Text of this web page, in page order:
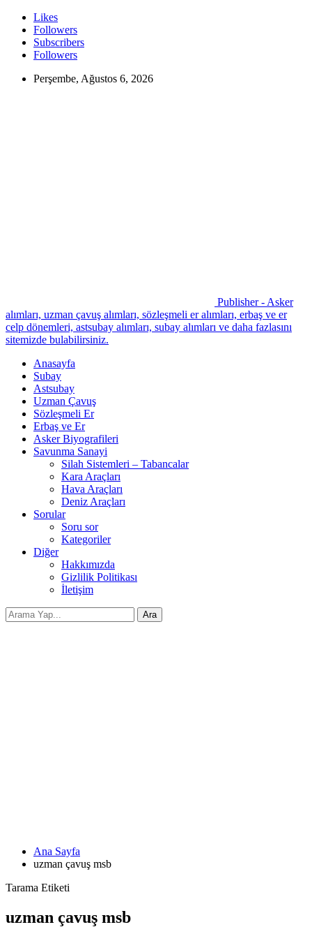
Likes
Followers
Subscribers
Followers
Perşembe, Ağustos 6, 2026
Publisher - Asker
alımları, uzman çavuş alımları, sözleşmeli er alımları, erbaş ve er
celp dönemleri, astsubay alımları, subay alımları ve daha fazlasını
sitemizde bulabilirsiniz.
Anasayfa
Subay
Astsubay
Uzman Çavuş
Sözleşmeli Er
Erbaş ve Er
Asker Biyografileri
Savunma Sanayi
Silah Sistemleri – Tabancalar
Kara Araçları
Hava Araçları
Deniz Araçları
Sorular
Soru sor
Kategoriler
Diğer
Hakkımızda
Gizlilik Politikası
İletişim
Ana Sayfa
uzman çavuş msb
Tarama Etiketi
uzman çavuş msb